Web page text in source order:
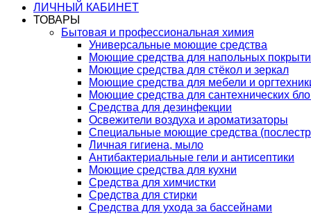
ЛИЧНЫЙ КАБИНЕТ
ТОВАРЫ
Бытовая и профессиональная химия
Универсальные моющие средства
Моющие средства для напольных
Моющие средства для стёкол и зеркал
Моющие средства для мебели и
Моющие средства для сантехнических
Средства для дезинфекции
Освежители воздуха и ароматизаторы
Специальные моющие средства
Личная гигиена, мыло
Антибактериальные гели и антисептики
Моющие средства для кухни
Средства для химчистки
Средства для стирки
Средства для ухода за бассейнами